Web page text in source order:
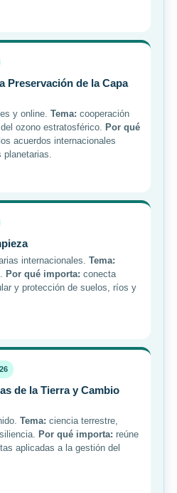
Preservación de la Capa
y online. Tema: cooperación
ozono estratosférico. Por qué
acuerdos internacionales
internacionales. Tema:
Por qué importa: conecta
y protección de suelos, ríos y
de la Tierra y Cambio
Tema: ciencia terrestre,
Por qué importa: reúne
aplicadas a la gestión del